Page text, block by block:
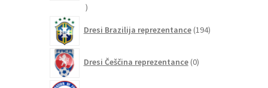
15
Dresi Brazilija reprezentance 194izdelkov
Dresi Češčina reprezentance 0izdelkov